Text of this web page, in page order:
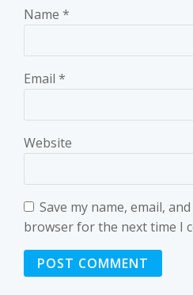
Name *
Email *
Website
Save my name, email,
browser for the next time I